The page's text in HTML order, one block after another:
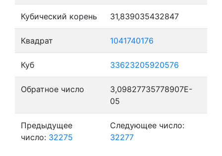
Кубический корень 31,839035432847
Квадрат 1041740176
Куб 33623205920576
Обратное число
3,09827735778907E-
05
Предыдущее
число: 32275
Следующее число:
32277